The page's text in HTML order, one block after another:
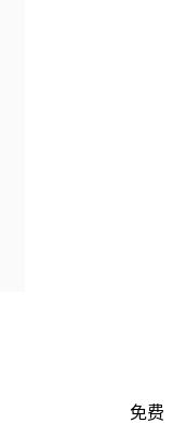
免费